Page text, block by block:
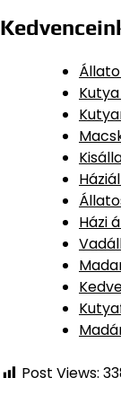
Házi
Post Views: